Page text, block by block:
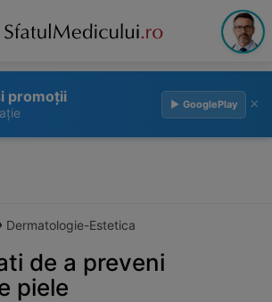
promoții ▶ GooglePlay ×
Dermatologie-Estetica
de a preveni
piele